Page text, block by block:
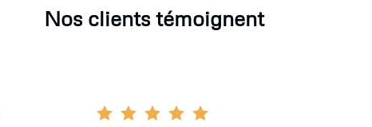
Nos clients témoignent